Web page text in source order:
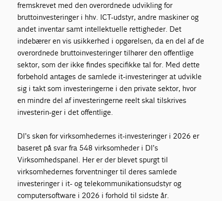
fremskrevet med den overordnede udvikling for
bruttoinvesteringer i hhv. ICT-udstyr, andre maskiner og
andet inventar samt intellektuelle rettigheder. Det
indebærer en vis usikkerhed i opgørelsen, da en del af de
overordnede bruttoinvesteringer tilhører den offentlige
sektor, som der ikke findes specifikke tal for. Med dette
forbehold antages de samlede it-investeringer at udvikle
sig i takt som investeringerne i den private sektor, hvor
en mindre del af investeringerne reelt skal tilskrives
investerin-ger i det offentlige.
DI’s skøn for virksomhedernes it-investeringer i 2026 er
baseret på svar fra 548 virksomheder i DI’s
Virksomhedspanel. Her er der blevet spurgt til
virksomhedernes forventninger til deres samlede
investeringer i it- og telekommunikationsudstyr og
computersoftware i 2026 i forhold til sidste år.